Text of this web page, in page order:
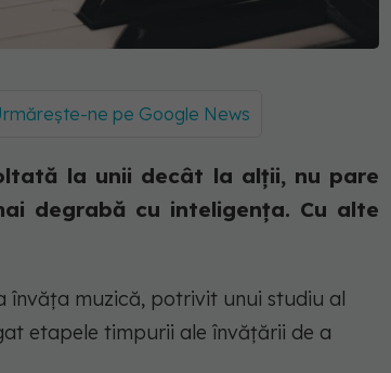
ne pe Google News
la unii decât la alții, nu pare
degrabă cu inteligența. Cu alte
muzică, potrivit unui studiu al
etapele timpurii ale învățării de a